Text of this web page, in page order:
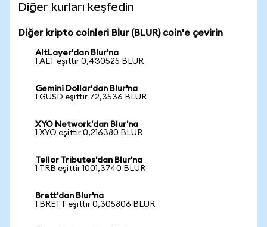
Diğer kurları keşfedin
Diğer kripto coinleri Blur (BLUR) coin'e çevirin
AltLayer'dan Blur'na
1 ALT eşittir 0,430525 BLUR
Gemini Dollar'dan Blur'na
1 GUSD eşittir 72,3536 BLUR
XYO Network'dan Blur'na
1 XYO eşittir 0,216380 BLUR
Tellor Tributes'dan Blur'na
1 TRB eşittir 1001,3740 BLUR
Brett'dan Blur'na
1 BRETT eşittir 0,305806 BLUR